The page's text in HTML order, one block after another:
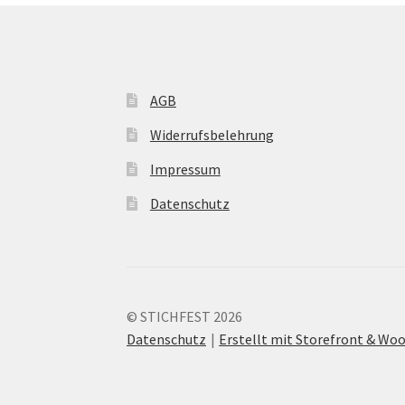
AGB
Widerrufsbelehrung
Impressum
Datenschutz
© STICHFEST 2026
Datenschutz
Erstellt mit Storefront &